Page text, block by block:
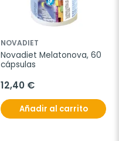
NOVADIET
Novadiet Melatonova, 60
cápsulas
12,40 €
Añadir al carrito